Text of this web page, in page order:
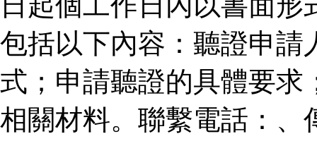
包括以下內容：聽證申請
式；申請聽證的具體要求
相關材料。聯繫電話：、